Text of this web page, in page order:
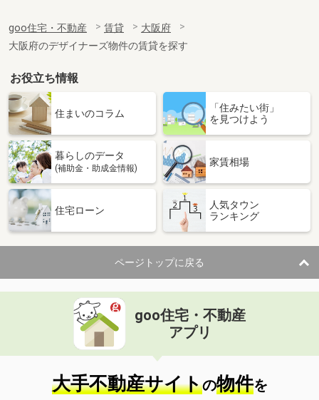
専有面積
27.41m²
間取り
1DK
大阪府大阪市淀川区西宮原１
価 格
8.30万円
大阪府大阪市淀川区西宮原１
専有面積 25.2m²
間取り
大阪府枚方市楠葉野田１
住 所
大阪府枚方市楠葉野田１
専有面積 61.31m²
間取り
2LDK
大阪府大阪市都島区中野町３
価 格
住 所
大阪府大阪市都島区中野町３
専有面積 25.93m²
間取り
1K
goo住宅・不動産 賃貸
大阪府
大阪府のデザイナーズ物件の賃貸を探す
お役立ち情報
住まいのコラム
「住みたい街」
を見つけよう
暮らしのデータ
(補助金・助成金情報)
家賃相場
住宅ローン
人気タウン
ランキング
ページトップに戻る
goo住宅・不動産
アプリ
大手不動産サイトの物件を